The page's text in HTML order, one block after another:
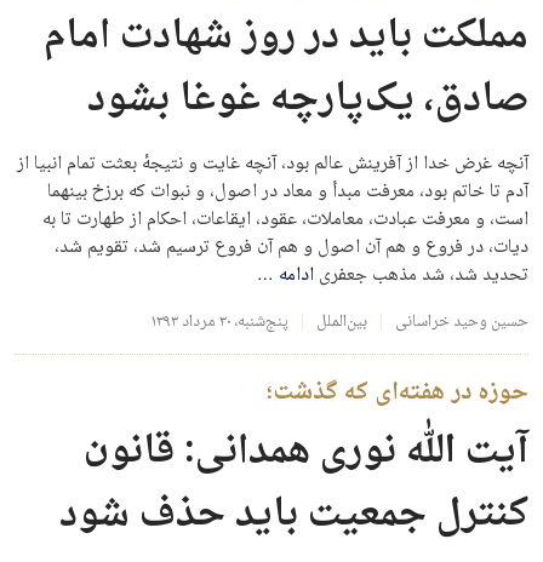
مملکت باید در روز شهادت امام
صادق، یک‌پارچه غوغا بشود
آنچه غرض خدا از آفرینش عالم بود، آنچه غایت و نتیجهٔ بعثت تمام انبیا از
آدم تا خاتم بود، معرفت مبدأ و معاد در اصول، و نبوات که برزخ بینهما
است، و معرفت عبادت، معاملات، عقود، ایقاعات، احکام از طهارت تا به
دیات، در فروع و هم آن اصول و هم آن فروع ترسیم شد، تقویم شد،
تحدید شد، شد مذهب جعفریادامه …
حسین وحید خراسانی بین‌الملل پنج‌شنبه، ۳۰ مرداد ۱۳۹۳
حوزه در هفته‌ای که گذشت؛
آیت الله نوری همدانی: قانون
کنترل جمعیت باید حذف شود